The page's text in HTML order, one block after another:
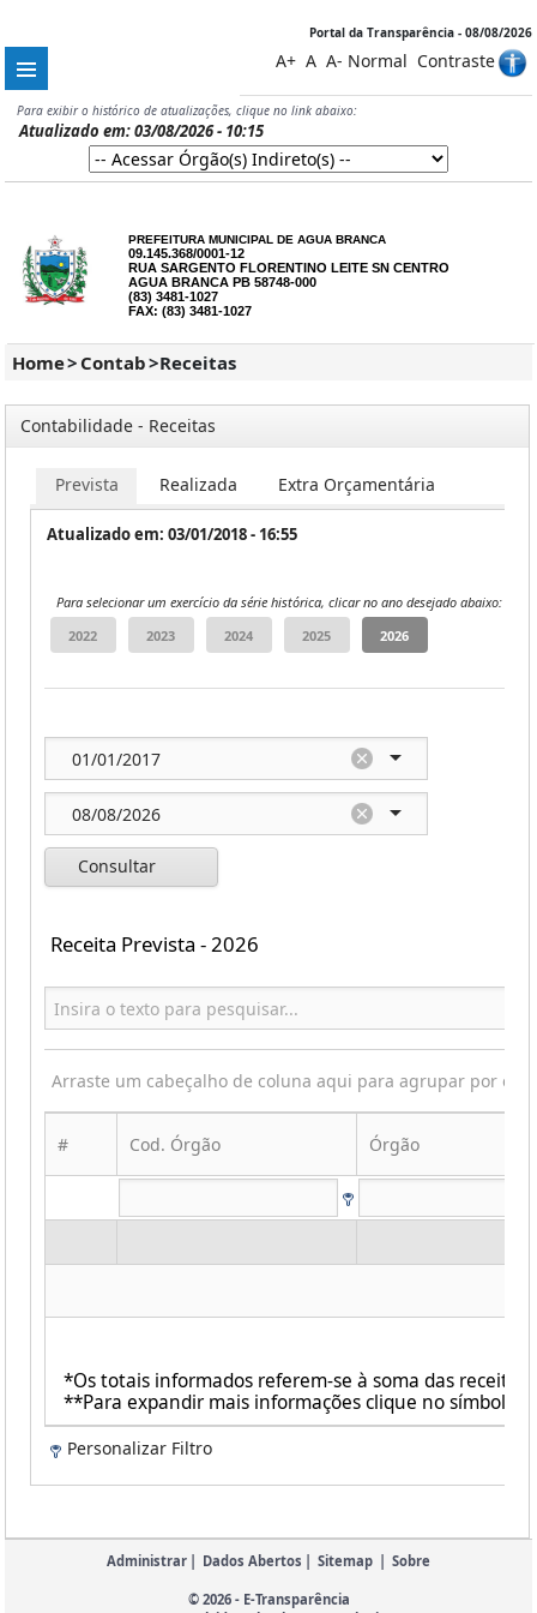
Portal da Transparência - 08/08/2026
A+ A A- Normal Contraste
Para exibir o histórico de atualizações, clique no link abaixo:
Atualizado em: 03/08/2026 - 10:15
PREFEITURA MUNICIPAL DE AGUA BRANCA
09.145.368/0001-12
RUA SARGENTO FLORENTINO LEITE SN CENTRO
AGUA BRANCA PB 58748-000
(83) 3481-1027
FAX: (83) 3481-1027
Home> Contab>Receitas
Contabilidade - Receitas
Prevista Realizada Extra Orçamentária
Atualizado em: 03/01/2018 - 16:55
Para selecionar um exercício da série histórica, clicar no ano desejado abaixo:
Consultar
Receita Prevista - 2026
Arraste um cabeçalho de coluna aqui para agrupar por
*Os totais informados referem-se à soma das
**Para expandir mais informações clique no símbolo
# Cod. Órgão Órgão
Personalizar Filtro
Administrar Dados Abertos Sitemap Sobre
© 2026 - E-Transparência